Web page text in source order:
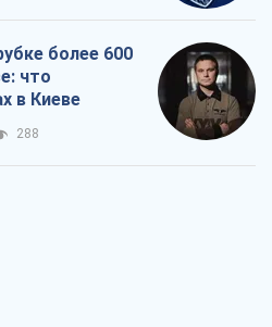
более 600
что
в Киеве
288